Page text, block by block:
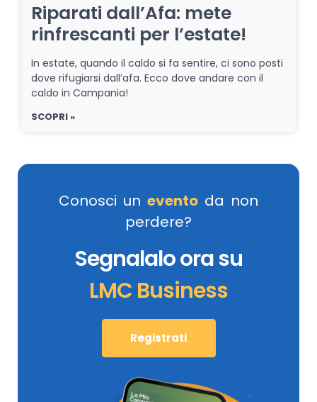
Riparati dall’Afa: mete
rinfrescanti per l’estate!
In estate, quando il caldo si fa sentire, ci sono posti
dove rifugiarsi dall’afa. Ecco dove andare con il
caldo in Campania!
SCOPRI »
Conosci un evento da non
perdere?
Segnalalo ora su
LMC Business
Registrati